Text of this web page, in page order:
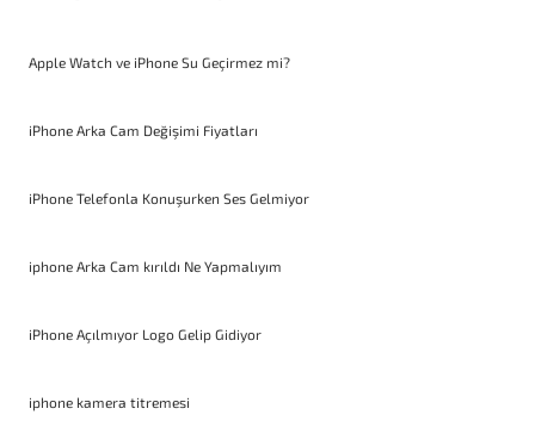
Apple Watch ve iPhone Su Geçirmez mi?
iPhone Arka Cam Değişimi Fiyatları
iPhone Telefonla Konuşurken Ses Gelmiyor
iphone Arka Cam kırıldı Ne Yapmalıyım
iPhone Açılmıyor Logo Gelip Gidiyor
iphone kamera titremesi